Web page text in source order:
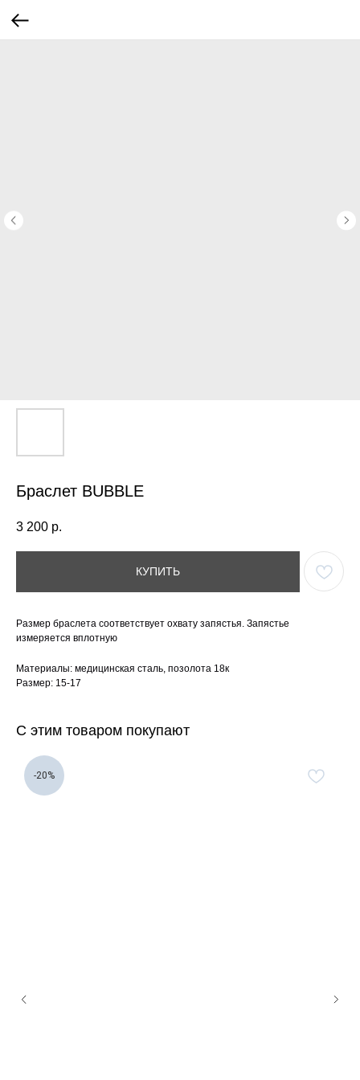
Браслет BUBBLE
3 200 р.
КУПИТЬ
Размер браслета соответствует охвату запястья. Запястье
измеряется вплотную
Материалы: медицинская сталь, позолота 18к
Размер: 15-17
С этим товаром покупают
-20%